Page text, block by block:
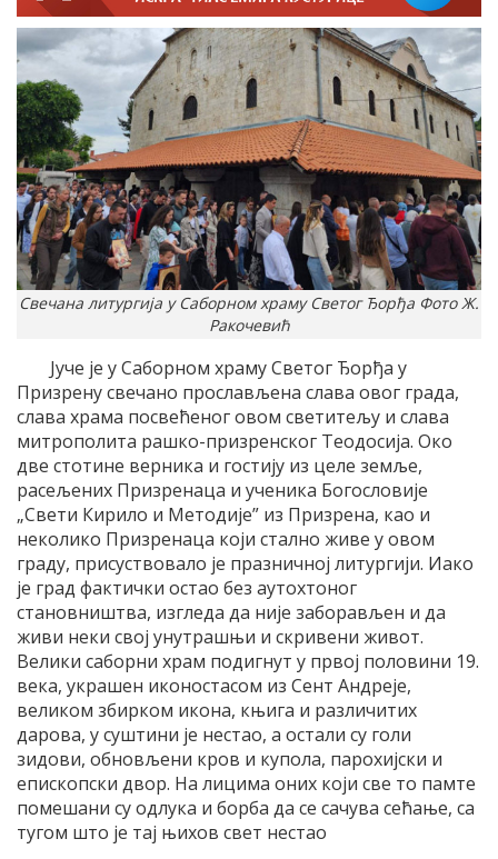
Свечана литургија у Са­бор­ном хра­му Све­тог Ђор­ђа Фо­то Ж.
Ракочевић
Јуче је у Саборном храму Светог Ђорђа у
Призрену свечано прослављена слава овог града,
слава храма посвећеног овом светитељу и слава
митрополита рашко-призренског Теодосија. Око
две стотине верника и гостију из целе земље,
расељених Призренаца и ученика Богословије
„Свети Кирило и Методије” из Призрена, као и
неколико Призренаца који стално живе у овом
граду, присуствовало је празничној литургији. Иако
је град фактички остао без аутохтоног
становништва, изгледа да није заборављен и да
живи неки свој унутрашњи и скривени живот.
Велики саборни храм подигнут у првој половини 19.
века, украшен иконостасом из Сент Андреје,
великом збирком икона, књига и различитих
дарова, у суштини је нестао, а остали су голи
зидови, обновљени кров и купола, парохијски и
епископски двор. На лицима оних који све то памте
помешани су одлука и борба да се сачува сећање, са
тугом што је тај њихов свет нестао